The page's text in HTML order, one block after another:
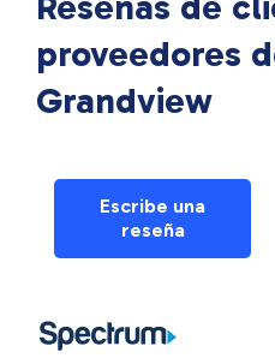
proveedores
Grandview
Escribe una
reseña